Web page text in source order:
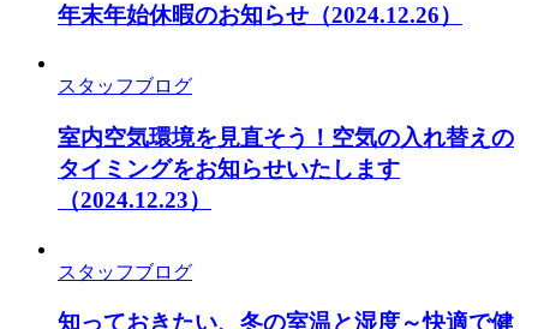
年末年始休暇のお知らせ （2024.12.26）
スタッフブログ
室内空気環境を見直そう！空気の入れ替えの
タイミングをお知らせいたします
（2024.12.23）
スタッフブログ
知っておきたい、冬の室温と湿度～快適で健